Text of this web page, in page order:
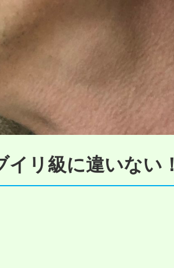
リ級に違いない！